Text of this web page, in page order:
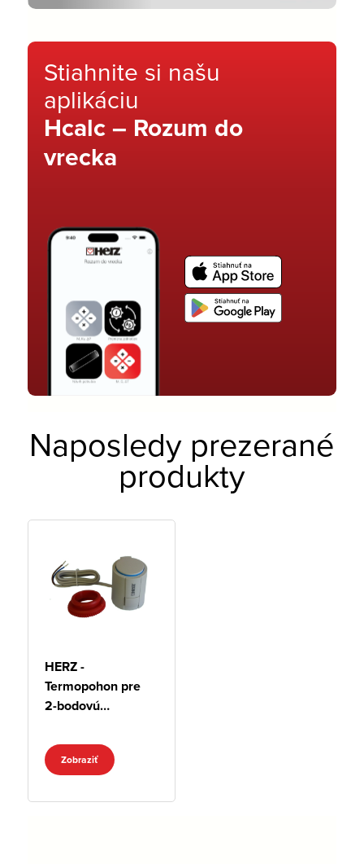
Stiahnite si našu
aplikáciu
Hcalc – Rozum do
vrecka
Naposledy prezerané
produkty
HERZ -
Termopohon pre
2-bodovú
Zobraziť